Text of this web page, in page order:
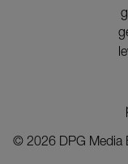
© 2026 DPG Media